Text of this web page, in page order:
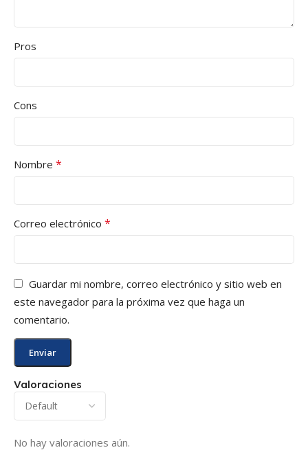
Valoraciones
No hay valoraciones aún.
Pros
Cons
Nombre *
Correo electrónico *
Guardar mi nombre, correo electrónico y sitio web en
este navegador para la próxima vez que haga un
comentario.